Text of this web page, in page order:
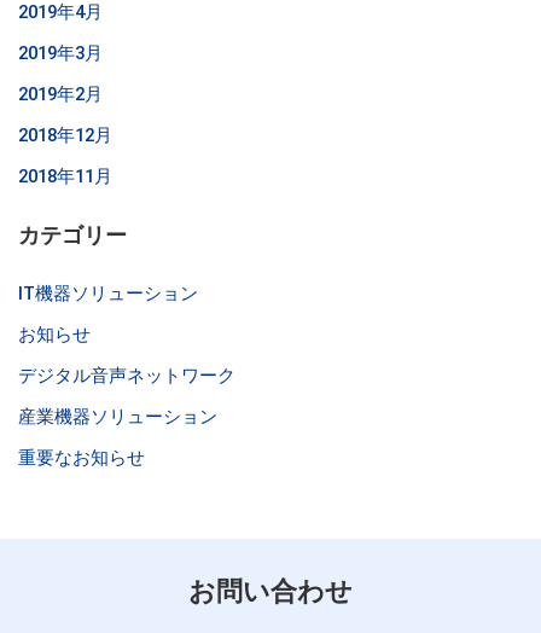
2019年4月
2019年3月
2019年2月
2018年12月
2018年11月
カテゴリー
IT機器ソリューション
お知らせ
デジタル音声ネットワーク
産業機器ソリューション
重要なお知らせ
お問い合わせ